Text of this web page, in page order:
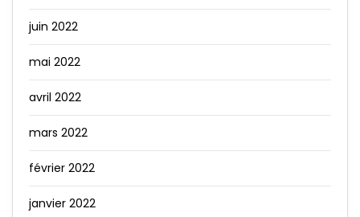
juin 2022
mai 2022
avril 2022
mars 2022
février 2022
janvier 2022